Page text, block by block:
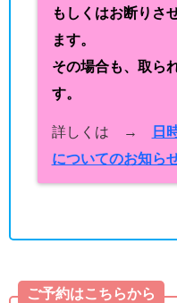
もしくはお断りさ
ます。
その場合も、取ら
す。
詳しくは →
日
についてのお知ら
ご予約はこちらから